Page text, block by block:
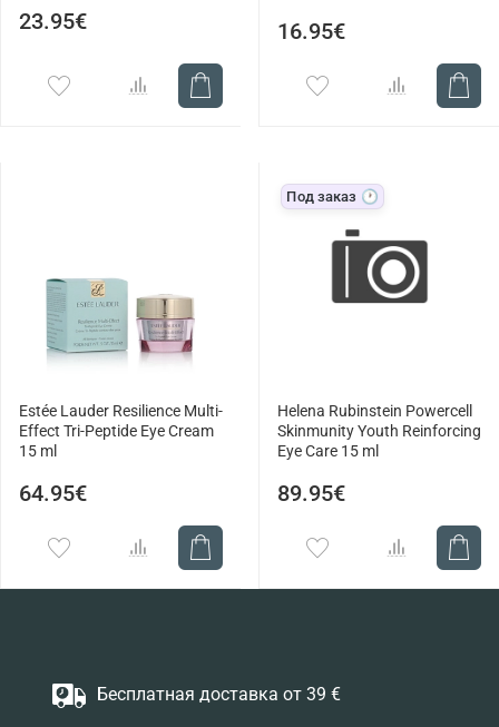
23.95€ 16.95€
Estée Lauder Resilience Multi-
Effect Tri-Peptide Eye Cream
15 ml
64.95€
Под заказ 🕐
Helena Rubinstein Powercell
Skinmunity Youth Reinforcing
Eye Care 15 ml
89.95€
Бесплатная доставка от 39 €